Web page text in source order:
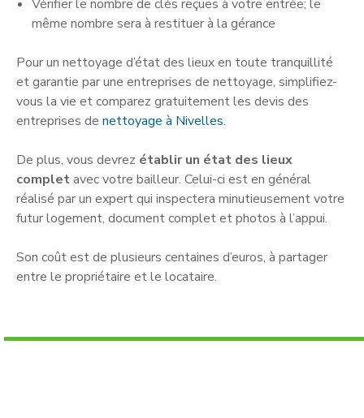
Vérifier le nombre de clés reçues à votre entrée; le
même nombre sera à restituer à la gérance
Pour un nettoyage d’état des lieux en toute tranquillité
et garantie par une entreprises de nettoyage, simplifiez-
vous la vie et comparez gratuitement les devis des
entreprises de nettoyage à Nivelles.
De plus, vous devrez établir un état des lieux
completavec votre bailleur. Celui-ci est en général
réalisé par un expert qui inspectera minutieusement votre
futur logement, document complet et photos à l’appui.
Son coût est de plusieurs centaines d’euros, à partager
entre le propriétaire et le locataire.